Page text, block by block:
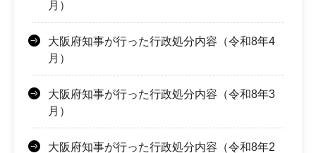
月）
大阪府知事が行った行政処分内容（令和8年4
月）
大阪府知事が行った行政処分内容（令和8年3
月）
大阪府知事が行った行政処分内容（令和8年2